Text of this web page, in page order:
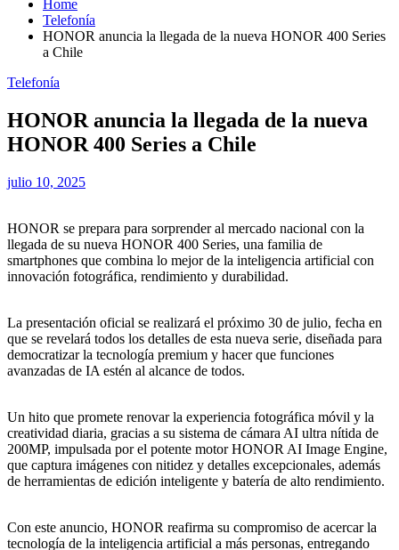
Home
Telefonía
HONOR anuncia la llegada de la nueva HONOR 400 Series
a Chile
Telefonía
HONOR anuncia la llegada de la nueva
HONOR 400 Series a Chile
julio 10, 2025
HONOR se prepara para sorprender al mercado nacional con la
llegada de su nueva HONOR 400 Series, una familia de
smartphones que combina lo mejor de la inteligencia artificial con
innovación fotográfica, rendimiento y durabilidad.
La presentación oficial se realizará el próximo 30 de julio, fecha en
que se revelará todos los detalles de esta nueva serie, diseñada para
democratizar la tecnología premium y hacer que funciones
avanzadas de IA estén al alcance de todos.
Un hito que promete renovar la experiencia fotográfica móvil y la
creatividad diaria, gracias a su sistema de cámara AI ultra nítida de
200MP, impulsada por el potente motor HONOR AI Image Engine,
que captura imágenes con nitidez y detalles excepcionales, además
de herramientas de edición inteligente y batería de alto rendimiento.
Con este anuncio, HONOR reafirma su compromiso de acercar la
tecnología de la inteligencia artificial a más personas, entregando